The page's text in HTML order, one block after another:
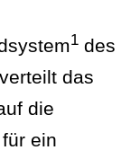
1 des
das
die
ein